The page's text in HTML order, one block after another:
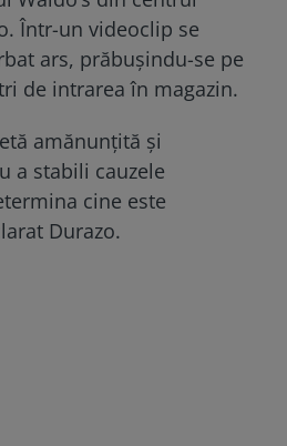
Într-un videoclip se
ars, prăbușindu-se pe
de intrarea în magazin.
amănunțită și
a stabili cauzele
cine este
Durazo.